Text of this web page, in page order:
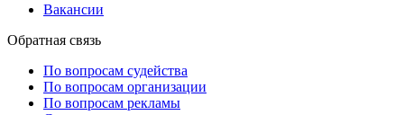
Вакансии
Обратная связь
По вопросам судейства
По вопросам организации
По вопросам рекламы